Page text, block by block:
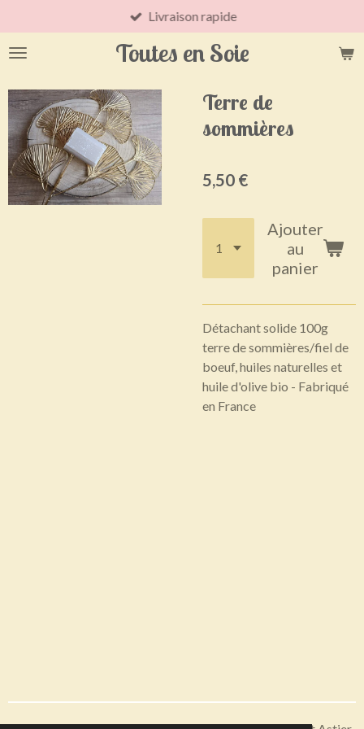
au
contenu
Toutes en Soie
Livraison rapide
Terre de
sommières
5,50 €
Ajouter
au
panier
Détachant solide 100g
terre de sommières/fiel de
boeuf, huiles naturelles et
huile d'olive bio - Fabriqué
en France